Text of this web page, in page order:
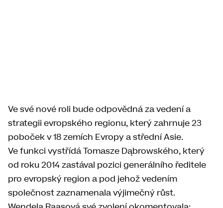
Ve své nové roli bude odpovědná za vedení a
strategii evropského regionu, který zahrnuje 23
poboček v 18 zemích Evropy a střední Asie.
Ve funkci vystřídá Tomasze Dąbrowského, který
od roku 2014 zastával pozici generálního ředitele
pro evropský region a pod jehož vedením
společnost zaznamenala výjimečný růst.